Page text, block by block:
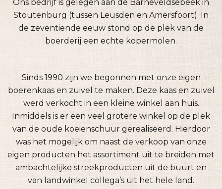
Ons bedrijf is gelegen aan de Barneveldsebeek in
Stoutenburg (tussen Leusden en Amersfoort). In
de zeventiende eeuw stond op de plek van de
boerderij een echte kopermolen.
Sinds 1990 zijn we begonnen met onze eigen
boerenkaas en zuivel te maken. Deze kaas en zuivel
werd verkocht in een kleine winkel aan huis.
Inmiddels is er een veel grotere winkel op de plek
van de oude koeienschuur gerealiseerd. Hierdoor
was het mogelijk om naast de verkoop van onze
eigen producten het assortiment uit te breiden met
ambachtelijke streekproducten uit de buurt en
van landwinkel collega’s uit het hele land.